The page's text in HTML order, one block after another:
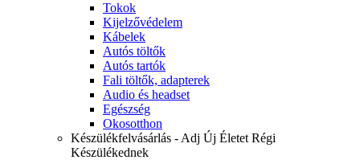
Tokok
Kijelzővédelem
Kábelek
Autós töltők
Autós tartók
Fali töltők, adapterek
Audio és headset
Egészség
Okosotthon
Készülékfelvásárlás - Adj Új Életet Régi
Készülékednek